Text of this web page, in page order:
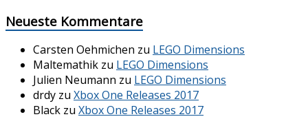
Neueste Kommentare
Carsten Oehmichen zu LEGO Dimensions
Maltemathik zu LEGO Dimensions
Julien Neumann zu LEGO Dimensions
drdy zu Xbox One Releases 2017
Black zu Xbox One Releases 2017